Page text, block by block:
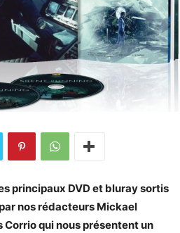
principaux DVD et bluray sortis
nos rédacteurs Mickael
qui nous présentent un